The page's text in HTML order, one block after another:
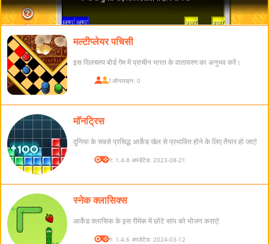
मल्टीप्लेयर पचिसी
इस दिलचस्प बोर्ड गेम में प्राचीन भारत के वातावरण का अनुभव करें।
खिलाड़ी ऑनलाइन: 0
मॉनट्रिस
दुनिया के सबसे प्रसिद्ध आर्केड खेल से प्रभावित होने के लिए तैयार हो जाएं!
संस्करण: 1.4.8 अपडेटेडः 2023-08-21
स्नेक क्लासिक्स
आर्केड क्लासिक के इस रीमेक में छोटे सांप को भोजन कराएं!
संस्करण: 1.4.6 अपडेटेडः 2024-03-12